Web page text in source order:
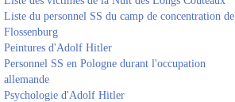
Liste du personnel SS du camp de concentration de
Flossenburg
Peintures d'Adolf Hitler
Personnel SS en Pologne durant l'occupation
allemande
Psychologie d'Adolf Hitler